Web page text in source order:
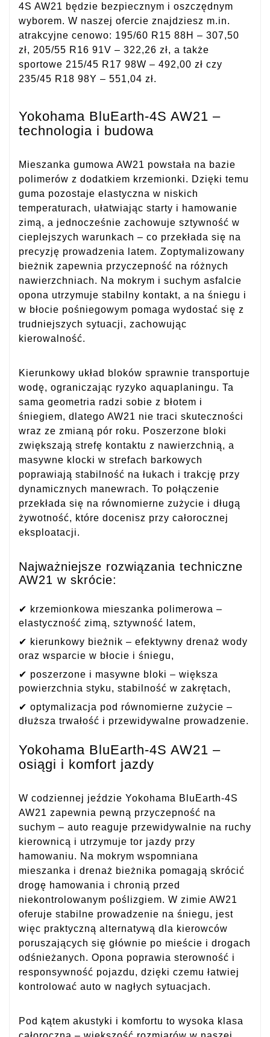
4S AW21 będzie bezpiecznym i oszczędnym
wyborem. W naszej ofercie znajdziesz m.in.
atrakcyjne cenowo: 195/60 R15 88H – 307,50
zł, 205/55 R16 91V – 322,26 zł, a także
sportowe 215/45 R17 98W – 492,00 zł czy
235/45 R18 98Y – 551,04 zł.
Yokohama BluEarth-4S AW21 –
technologia i budowa
Mieszanka gumowa AW21 powstała na bazie
polimerów z dodatkiem krzemionki. Dzięki temu
guma pozostaje elastyczna w niskich
temperaturach, ułatwiając starty i hamowanie
zimą, a jednocześnie zachowuje sztywność w
cieplejszych warunkach – co przekłada się na
precyzję prowadzenia latem. Zoptymalizowany
bieżnik zapewnia przyczepność na różnych
nawierzchniach. Na mokrym i suchym asfalcie
opona utrzymuje stabilny kontakt, a na śniegu i
w błocie pośniegowym pomaga wydostać się z
trudniejszych sytuacji, zachowując
kierowalność.
Kierunkowy układ bloków sprawnie transportuje
wodę, ograniczając ryzyko aquaplaningu. Ta
sama geometria radzi sobie z błotem i
śniegiem, dlatego AW21 nie traci skuteczności
wraz ze zmianą pór roku. Poszerzone bloki
zwiększają strefę kontaktu z nawierzchnią, a
masywne klocki w strefach barkowych
poprawiają stabilność na łukach i trakcję przy
dynamicznych manewrach. To połączenie
przekłada się na równomierne zużycie i długą
żywotność, które docenisz przy całorocznej
eksploatacji.
Najważniejsze rozwiązania techniczne
AW21 w skrócie:
✔ krzemionkowa mieszanka polimerowa –
elastyczność zimą, sztywność latem,
✔ kierunkowy bieżnik – efektywny drenaż wody
oraz wsparcie w błocie i śniegu,
✔ poszerzone i masywne bloki – większa
powierzchnia styku, stabilność w zakrętach,
✔ optymalizacja pod równomierne zużycie –
dłuższa trwałość i przewidywalne prowadzenie.
Yokohama BluEarth-4S AW21 –
osiągi i komfort jazdy
W codziennej jeździe Yokohama BluEarth-4S
AW21 zapewnia pewną przyczepność na
suchym – auto reaguje przewidywalnie na ruchy
kierownicą i utrzymuje tor jazdy przy
hamowaniu. Na mokrym wspomniana
mieszanka i drenaż bieżnika pomagają skrócić
drogę hamowania i chronią przed
niekontrolowanym poślizgiem. W zimie AW21
oferuje stabilne prowadzenie na śniegu, jest
więc praktyczną alternatywą dla kierowców
poruszających się głównie po mieście i drogach
odśnieżanych. Opona poprawia sterowność i
responsywność pojazdu, dzięki czemu łatwiej
kontrolować auto w nagłych sytuacjach.
Pod kątem akustyki i komfortu to wysoka klasa